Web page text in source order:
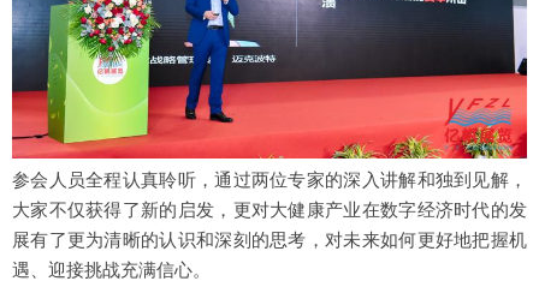
参会人员全程认真聆听，通过两位专家的深入讲解和独到见解，
大家不仅获得了新的启发，更对大健康产业在数字经济时代的发
展有了更为清晰的认识和深刻的思考，对未来如何更好地把握机
遇、迎接挑战充满信心。